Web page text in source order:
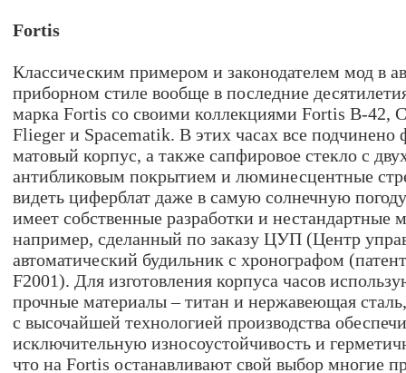
Fortis
Классическим примером и законодателем мод в
приборном стиле вообще в последние
марка Fortis со своими коллекциями Fortis B-42,
Flieger и Spacematik. В этих часах все подчинено
матовый корпус, а также сапфировое стекло с
антибликовым покрытием и люминесцентные
видеть циферблат даже в самую солнечную
имеет собственные разработки и нестандартные
например, сделанный по заказу ЦУП (Центр
автоматический будильник с хронографом
F2001). Для изготовления корпуса часов
прочные материалы – титан и нержавеющая
с высочайшей технологией производства
исключительную износоустойчивость и
что на Fortis останавливают свой выбор многие